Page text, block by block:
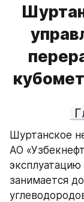
Шуртанское
АО
эксплуатацию
занимается